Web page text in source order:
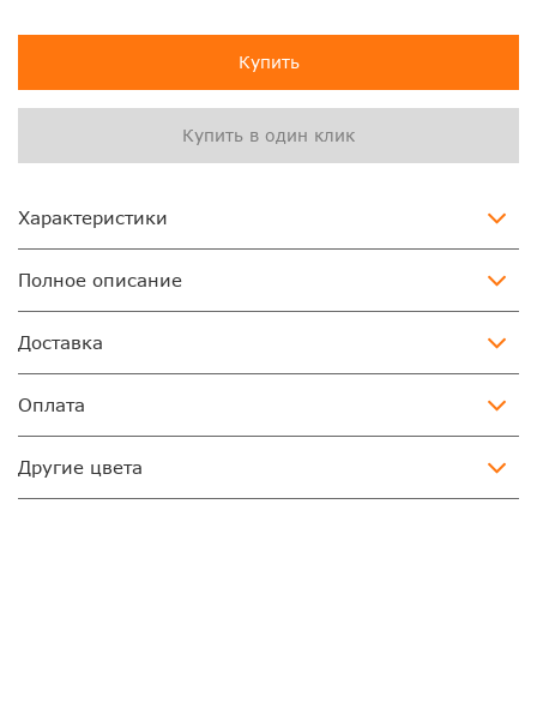
Купить
Купить в один клик
Характеристики
Полное описание
Доставка
Оплата
Другие цвета